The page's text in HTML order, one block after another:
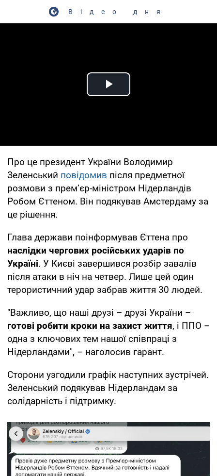
Відео дня
Play Video
Про це президент України Володимир
Зеленський повідомив після предметної
розмови з прем’єр-міністром Нідерландів
Робом Єттеном. Він подякував Амстердаму за
це рішення.
Глава держави поінформував Єттена про
наслідки чергових російських ударів по
Україні. У Києві завершився розбір завалів
після атаки в ніч на четвер. Лише цей один
терористичний удар забрав життя 30 людей.
"Важливо, що наші друзі – друзі України –
готові робити кроки на захист життя, і ППО –
одна з ключових тем нашої співпраці з
Нідерландами", – наголосив гарант.
Сторони узгодили графік наступних зустрічей.
Зеленський подякував Нідерландам за
солідарність і підтримку.